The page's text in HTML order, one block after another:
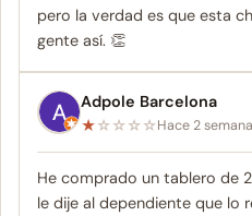
pero la verdad es que esta
gente así. 👏
Adpole Barcelona
★☆☆☆☆Hace 2
He comprado un tablero de
le dije al dependiente que lo